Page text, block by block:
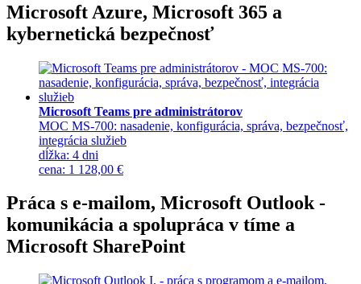
Microsoft Azure, Microsoft 365 a
kybernetická bezpečnosť
Microsoft Teams pre administrátorov
MOC MS-700: nasadenie, konfigurácia, správa, bezpečnosť,
integrácia služieb
dĺžka: 4 dni
cena: 1 128,00 €
Práca s e-mailom, Microsoft Outlook -
komunikácia a spolupráca v tíme a
Microsoft SharePoint